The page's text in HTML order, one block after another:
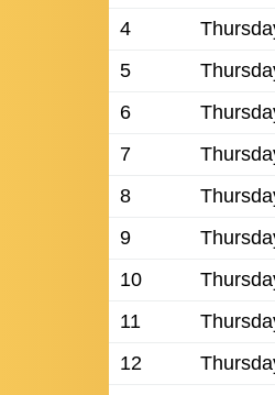
4
5
6
7
8
9
10
11
12